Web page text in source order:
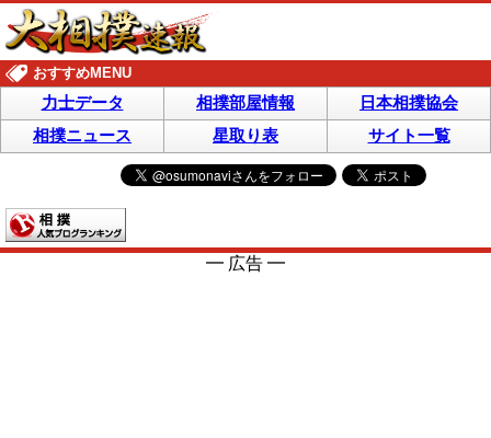
おすすめMENU
力士データ 相撲部屋情報
日本相撲協会
相撲ニュース
星取り表 サイト一覧
━ 広告 ━